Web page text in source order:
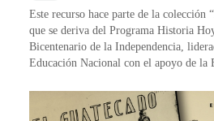
Este recurso hace parte de la colección
que se deriva del Programa Historia
Bicentenario de la Independencia,
Educación Nacional con el apoyo de la